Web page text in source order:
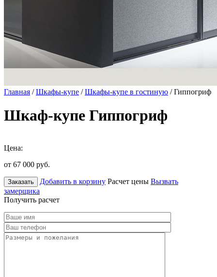
Главная /Шкафы-купе /Шкафы-купе в гостиную / Гиппогриф
Шкаф-купе Гиппогриф
Цена:
от 67 000 руб.
Заказать Добавить в корзину Расчет цены Вызвать
замерщика
Получить расчет